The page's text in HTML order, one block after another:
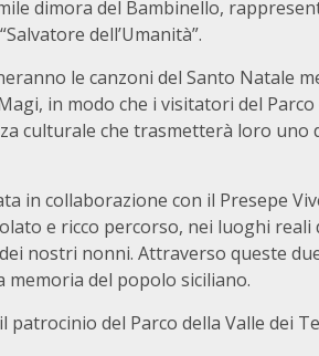
dimora del Bambinello,
dell’Umanità”.
le canzoni del Santo Natale
in modo che i visitatori del
culturale che trasmetterà loro
in collaborazione con il Presepe
e ricco percorso, nei luoghi reali
nostri nonni. Attraverso queste
del popolo siciliano.
patrocinio del Parco della Valle dei